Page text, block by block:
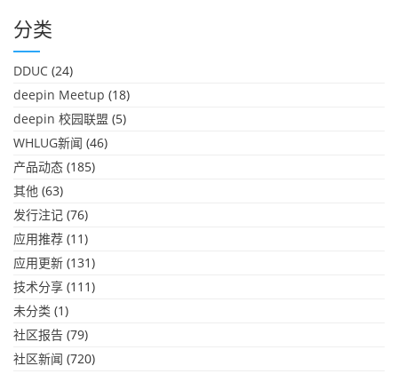
分类
DDUC (24)
deepin Meetup (18)
deepin 校园联盟 (5)
WHLUG新闻 (46)
产品动态 (185)
其他 (63)
发行注记 (76)
应用推荐 (11)
应用更新 (131)
技术分享 (111)
未分类 (1)
社区报告 (79)
社区新闻 (720)